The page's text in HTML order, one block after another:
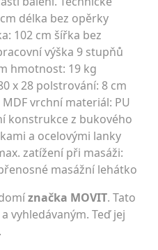
délka bez opěrky
102 cm šířka bez
výška 9 stupňů
hmotnost: 19 kg
x 28 polstrování: 8 cm
vrchní materiál: PU
konstrukce z bukového
a ocelovými lanky
zatížení při masáži:
masážní lehátko
značka MOVIT. Tato
vyhledávaným. Teď jej